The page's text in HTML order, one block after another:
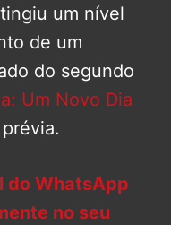
um nível
de um
do segundo
Um Novo Dia
do WhatsApp
no seu